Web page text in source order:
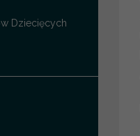
Dziecięcych